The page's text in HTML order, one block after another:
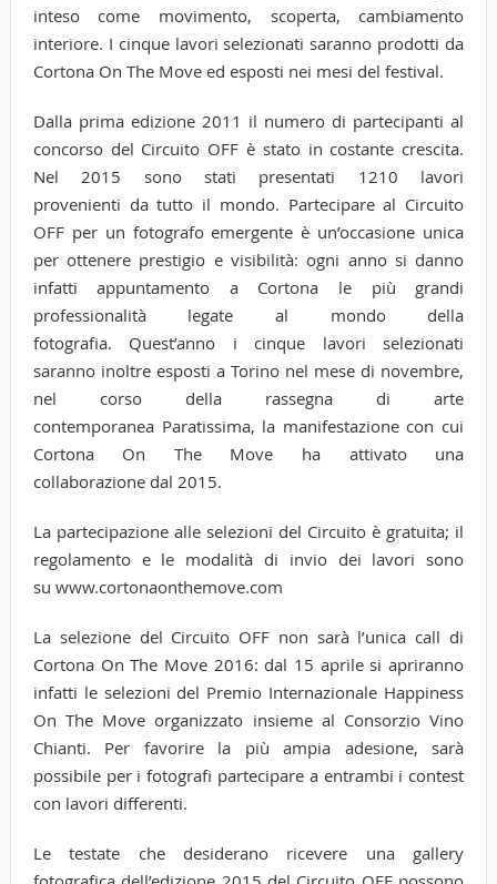
inteso come movimento, scoperta, cambiamento
interiore. I cinque lavori selezionati saranno prodotti da
Cortona On The Move ed esposti nei mesi del festival.
Dalla prima edizione 2011 il numero di partecipanti al
concorso del Circuito OFF è stato in costante crescita.
Nel 2015 sono stati presentati 1210 lavori
provenienti da tutto il mondo. Partecipare al Circuito
OFF per un fotografo emergente è un’occasione unica
per ottenere prestigio e visibilità: ogni anno si danno
infatti appuntamento a Cortona le più grandi
professionalità legate al mondo della
fotografia. Quest’anno i cinque lavori selezionati
saranno inoltre esposti a Torino nel mese di novembre,
nel corso della rassegna di arte
contemporanea Paratissima, la manifestazione con cui
Cortona On The Move ha attivato una
collaborazione dal 2015.
La partecipazione alle selezioni del Circuito è gratuita; il
regolamento e le modalità di invio dei lavori sono
su www.cortonaonthemove.com
La selezione del Circuito OFF non sarà l’unica call di
Cortona On The Move 2016: dal 15 aprile si apriranno
infatti le selezioni del Premio Internazionale Happiness
On The Move organizzato insieme al Consorzio Vino
Chianti. Per favorire la più ampia adesione, sarà
possibile per i fotografi partecipare a entrambi i contest
con lavori differenti.
Le testate che desiderano ricevere una gallery